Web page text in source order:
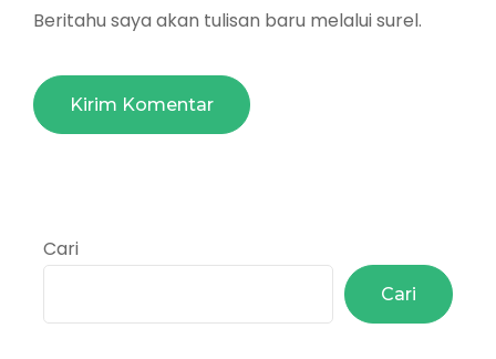
Beritahu saya akan tulisan baru melalui surel.
Cari
Cari